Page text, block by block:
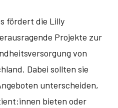
fördert die Lilly
Projekte zur
von
Dabei sollten sie
unterscheiden,
bieten oder